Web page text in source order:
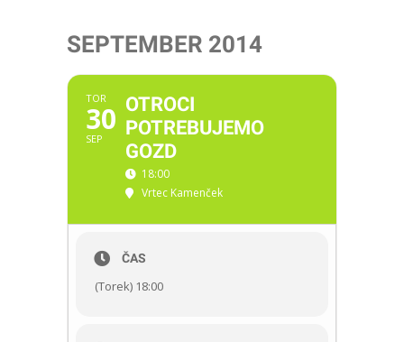
SEPTEMBER 2014
TOR
30
SEP
OTROCI
POTREBUJEMO
GOZD
18:00
Vrtec Kamenček
ČAS
(Torek) 18:00